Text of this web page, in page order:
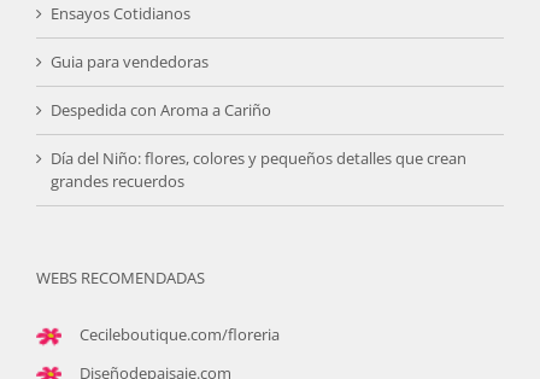
Ensayos Cotidianos
Guia para vendedoras
Despedida con Aroma a Cariño
Día del Niño: flores, colores y pequeños detalles que crean
grandes recuerdos
WEBS RECOMENDADAS
Cecileboutique.com/floreria
Diseñodepaisaje.com